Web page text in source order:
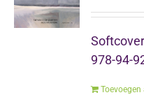
978-94-
Toevoegen